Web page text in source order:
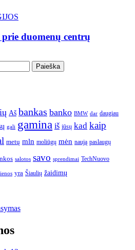
duomenų centrų
Aš bankas banko BMW dar daugiau
gali gamina iš jūsų kad kaip
metų mln moliūgų mėn naują paslaugų
salotos savo sprendimai TechNuovo
yra Šiaulių žaidimų